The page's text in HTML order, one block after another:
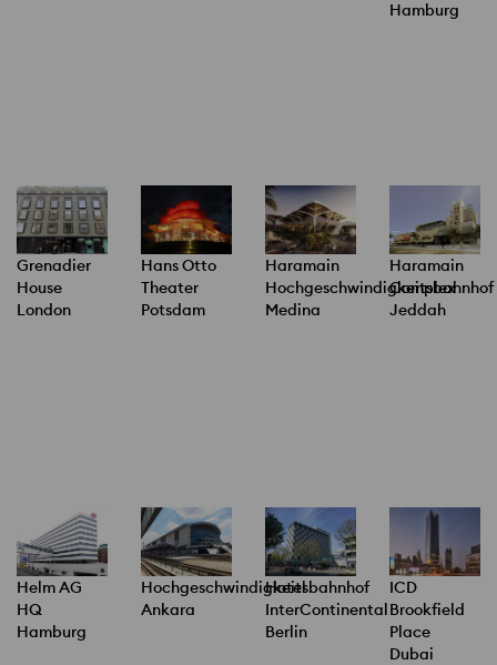
Hamburg
Grenadier
House
London
Hans Otto
Theater
Potsdam
Haramain
Hochgeschwindigkeitsbahnhof
Medina
Haramain
Complex
Jeddah
Helm AG
HQ
Hamburg
Hochgeschwindigkeitsbahnhof
Ankara
Hotel
InterContinental
Berlin
ICD
Brookfield
Place
Dubai